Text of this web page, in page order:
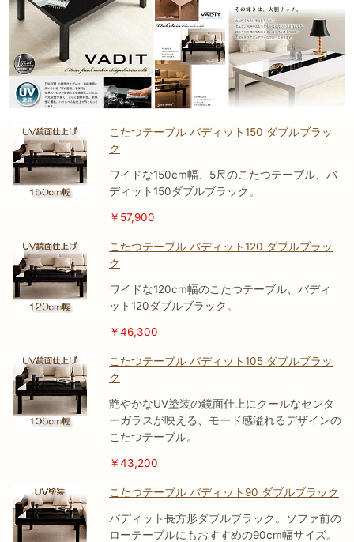
こたつテーブル バディット150 ダブルブラッ
ク
ワイドな150cm幅、5尺のこたつテーブル、バ
ディット150ダブルブラック。
￥57,900
こたつテーブル バディット120 ダブルブラッ
ク
ワイドな120cm幅のこたつテーブル、バディ
ット120ダブルブラック。
￥46,300
こたつテーブル バディット105 ダブルブラッ
ク
艶やかなUV塗装の鏡面仕上にクールなセンタ
ーガラスが映える、モード感溢れるデザインの
こたつテーブル。
￥43,200
こたつテーブル バディット90 ダブルブラック
バディット長方形ダブルブラック。ソファ前の
ローテーブルにもおすすめの90cm幅サイズ。